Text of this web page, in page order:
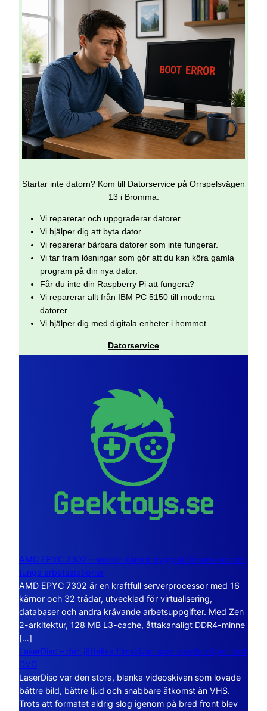
Startar inte datorn? Kom till Datorservice på Orrspelsvägen
13 i Bromma.
Vi reparerar och uppgraderar datorer.
Vi hjälper dig att byta dator.
Vi reparerar bärbara datorer som inte fungerar.
Vi tar fram lösningar som gör att du kan köra gamla
program på din nya dator.
Får du inte din Raspberry Pi att fungera?
Vi reparerar allt från IBM PC 5150 till moderna
datorer.
Vi hjälper dig med digitala enheter i hemmet.
Datorservice
AMD EPYC 7302 – sexton kärnor byggda för servrar och
tunga arbetsstationer
AMD EPYC 7302 är en kraftfull serverprocessor med 16
kärnor och 32 trådar, utvecklad för virtualisering,
databaser och andra krävande arbetsuppgifter. Med Zen
2-arkitektur, 128 MB L3-cache, åttakanaligt DDR4-minne
[…]
LaserDisc – den jättelika filmskivan som visade vägen mot
DVD
LaserDisc var den stora, blanka videoskivan som lovade
bättre bild, bättre ljud och snabbare åtkomst än VHS.
Trots att formatet aldrig slog igenom på bred front blev